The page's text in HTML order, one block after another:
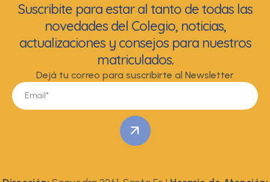
Suscribite para estar al tanto de todas las
novedades del Colegio, noticias,
actualizaciones y consejos para nuestros
matriculados.
Dejá tu correo para suscribirte al Newsletter